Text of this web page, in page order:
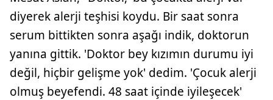
diyerek alerji teşhisi koydu. Bir saat sonra
serum bittikten sonra aşağı indik, doktorun
yanına gittik. 'Doktor bey kızımın durumu iyi
değil, hiçbir gelişme yok' dedim. 'Çocuk alerji
olmuş beyefendi. 48 saat içinde iyileşecek'